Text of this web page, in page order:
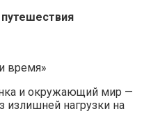
время»
и окружающий мир —
излишней нагрузки на